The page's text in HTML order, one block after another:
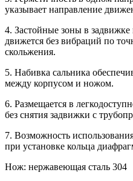
указывает направление
4. Застойные зоны в
движется без вибраций по
скольжения.
5. Набивка сальника
между корпусом и ножом.
6. Размещается в
без снятия задвижки с
7. Возможность
при установке кольца
Нож: нержавеющая сталь 304